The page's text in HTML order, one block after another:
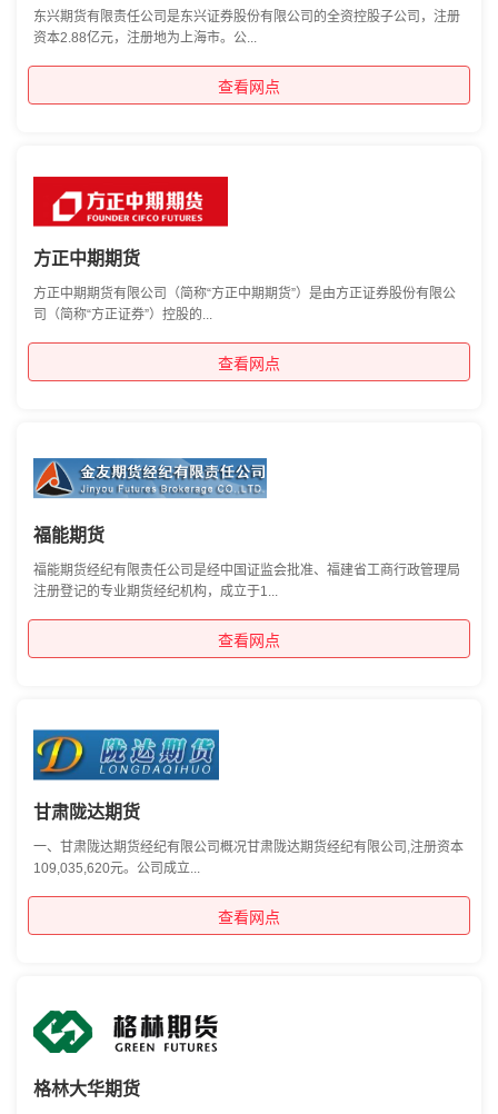
东兴期货有限责任公司是东兴证券股份有限公司的全资控股子公司，注册
资本2.88亿元，注册地为上海市。公...
查看网点
方正中期期货
方正中期期货有限公司（简称“方正中期期货”）是由方正证券股份有限公
司（简称“方正证券”）控股的...
查看网点
福能期货
福能期货经纪有限责任公司是经中国证监会批准、福建省工商行政管理局
注册登记的专业期货经纪机构，成立于1...
查看网点
甘肃陇达期货
一、甘肃陇达期货经纪有限公司概况甘肃陇达期货经纪有限公司,注册资本
109,035,620元。公司成立...
查看网点
格林大华期货